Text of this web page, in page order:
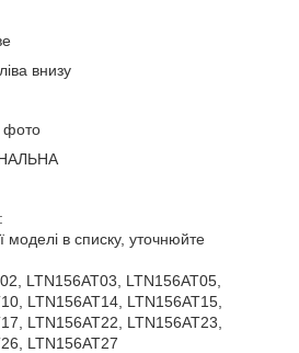
внизу
фото
моделі в списку, уточнюйте
LTN156AT03, LTN156AT05,
LTN156AT14, LTN156AT15,
LTN156AT22, LTN156AT23,
LTN156AT27